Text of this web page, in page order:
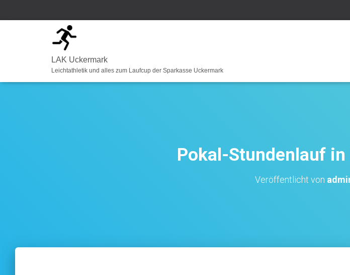
LAK Uckermark
Leichtathletik und alles zum Laufcup der Sparkasse Uckermark
Pokal-Stundenlauf
Veröffentlicht von